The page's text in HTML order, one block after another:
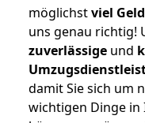
möglichstviel
uns genau richtig!
zuverlässige und
damit Sie sich um
wichtigen Dinge in